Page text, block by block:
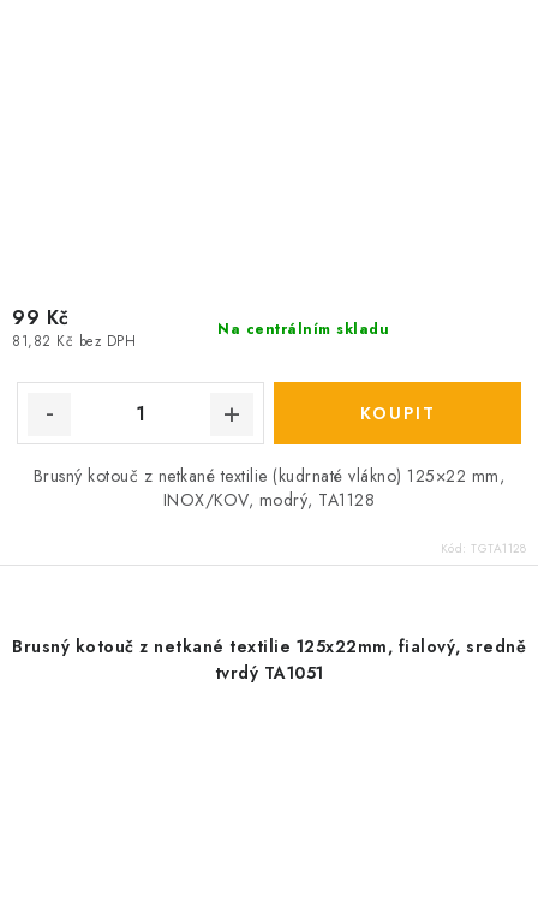
Na centrálním skladu
81,82 Kč bez DPH
99 Kč
Brusný kotouč z netkané textilie (kudrnaté vlákno) 125×22 mm,
INOX/KOV, modrý, TA1128
Kód: TGTA1128
Brusný kotouč z netkané textilie 125x22mm, fialový, sredně
tvrdý TA1051